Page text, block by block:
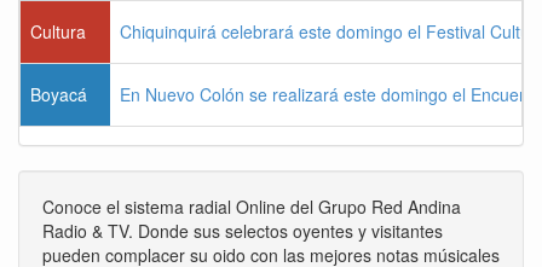
Cultura Chiquinquirá celebrará este domingo el Festival
Boyacá En Nuevo Colón se realizará este domingo el
Conoce el sistema radial Online del Grupo Red Andina
Radio & TV. Donde sus selectos oyentes y visitantes
pueden complacer su oido con las mejores notas músicales